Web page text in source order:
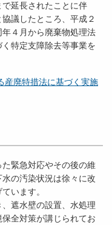
延長されたことに伴
議したところ、平成２
４月から廃棄物処理法
特定支障除去等事業を
産廃特措法に基づく実施
緊急対応やその後の維
の汚染状況は徐々に改
います。
遮水壁の設置、水処理
全対策が講じられてお